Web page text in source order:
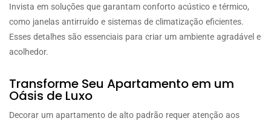
Invista em soluções que garantam conforto acústico e térmico,
como janelas antirruído e sistemas de climatização eficientes.
Esses detalhes são essenciais para criar um ambiente agradável e
acolhedor.
Transforme Seu Apartamento em um
Oásis de Luxo
Decorar um apartamento de alto padrão requer atenção aos